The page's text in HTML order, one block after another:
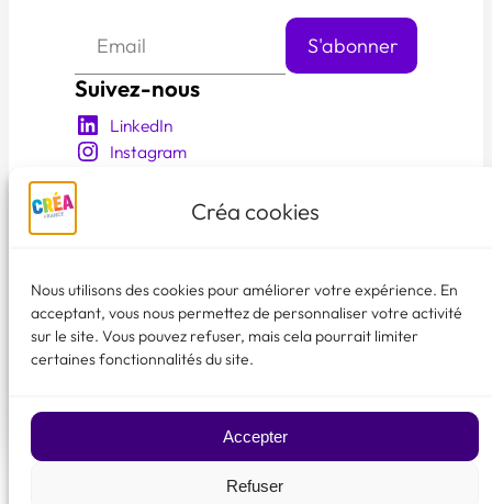
Créa cookies
Nous utilisons des cookies pour améliorer votre expérience. En
acceptant, vous nous permettez de personnaliser votre activité
sur le site. Vous pouvez refuser, mais cela pourrait limiter
certaines fonctionnalités du site.
Accepter
Refuser
Suivez-nous
LinkedIn
Instagram
En savoir plus
Nos événements
Les membres créa